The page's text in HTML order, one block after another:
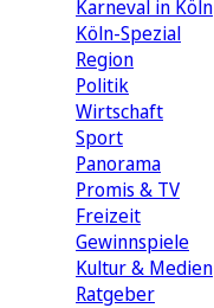
Karneval in Köln
Köln-Spezial
Region
Politik
Wirtschaft
Sport
Panorama
Promis & TV
Freizeit
Gewinnspiele
Kultur & Medien
Ratgeber